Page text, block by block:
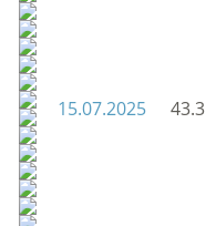
15.07.2025 43.3